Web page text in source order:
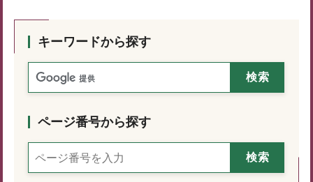
キーワードから探す
ページ番号から探す